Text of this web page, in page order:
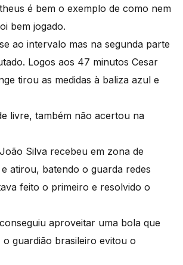
é bem o exemplo de como nem
bem jogado.
ao intervalo mas na segunda parte
Logos aos 47 minutos Cesar
tirou as medidas à baliza azul e
livre, também não acertou na
Silva recebeu em zona de
atirou, batendo o guarda redes
feito o primeiro e resolvido o
aproveitar uma bola que
guardião brasileiro evitou o